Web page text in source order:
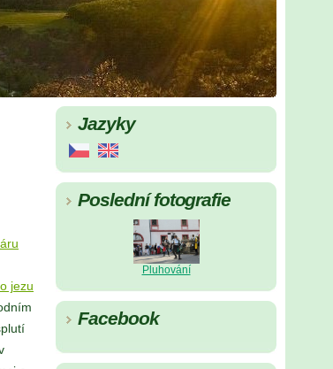
Jazyky
Poslední fotografie
Pluhování
Facebook
jezu